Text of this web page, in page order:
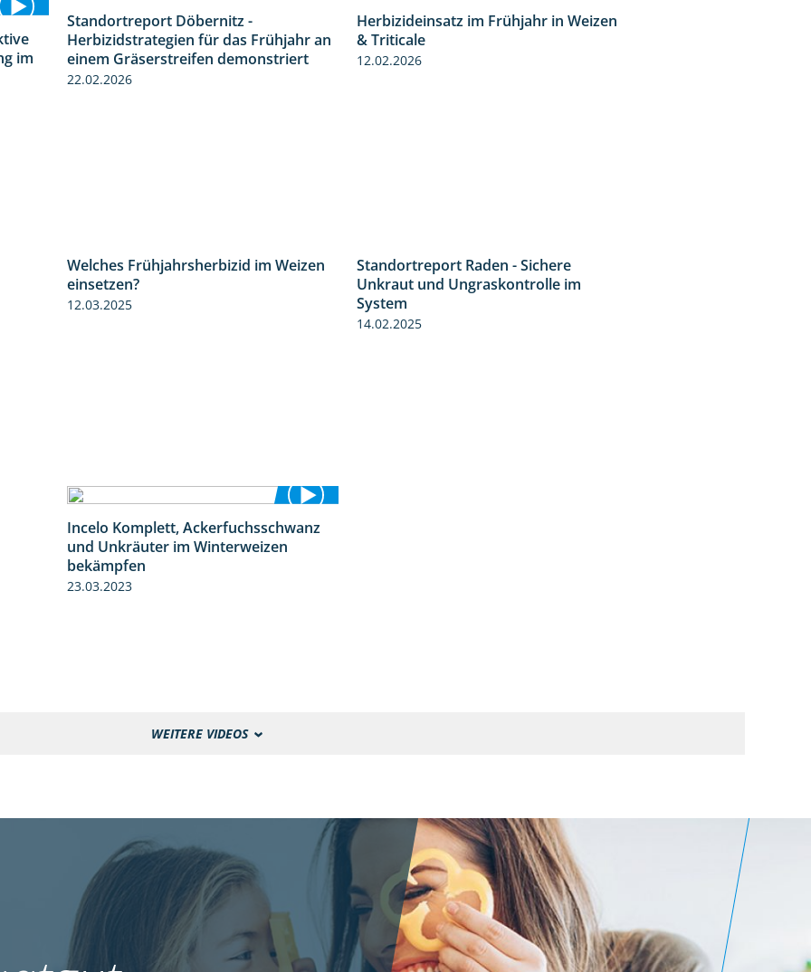
4:32
im
3:32
Standortreport Döbernitz -
Herbizidstrategien für das Frühjahr an
einem Gräserstreifen demonstriert
22.02.2026
Herbizideinsatz im Frühjahr in Weizen
& Triticale
Welches Frühjahrsherbizid im Weizen
einsetzen?
12.03.2025
Standortreport Raden - Sichere
Unkraut und Ungraskontrolle im
System
14.02.2025
1:23
Incelo Komplett, Ackerfuchsschwanz
und Unkräuter im Winterweizen
bekämpfen
23.03.2023
WEITERE VIDEOS